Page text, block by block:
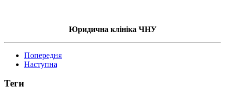
Юридична клініка ЧНУ
Попередня
Наступна
Теги